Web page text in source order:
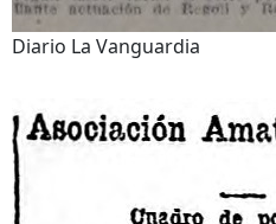
Diario La Vanguardia